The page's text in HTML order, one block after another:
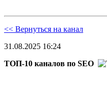
<< Вернуться на канал
31.08.2025 16:24
ТОП-10 каналов по SEO